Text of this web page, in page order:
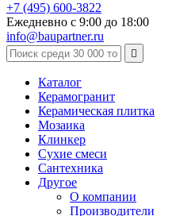
+7 (495) 600-3822
Ежедневно с 9:00 до 18:00
info@baupartner.ru

Каталог
Керамогранит
Керамическая плитка
Мозаика
Клинкер
Сухие смеси
Сантехника
Другое
О компании
Производители